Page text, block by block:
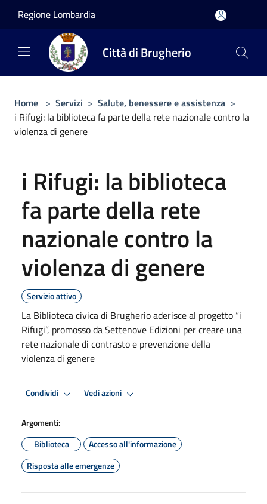
Regione Lombardia
Città di Brugherio
Home > Servizi > Salute, benessere e assistenza >
i Rifugi: la biblioteca fa parte della rete nazionale contro la
violenza di genere
i Rifugi: la biblioteca
fa parte della rete
nazionale contro la
violenza di genere
Servizio attivo
La Biblioteca civica di Brugherio aderisce al progetto “i
Rifugi”, promosso da Settenove Edizioni per creare una
rete nazionale di contrasto e prevenzione della
violenza di genere
Condividi Vedi azioni
Argomenti:
Biblioteca
Accesso all'informazione
Risposta alle emergenze